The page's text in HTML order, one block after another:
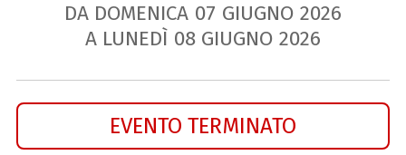
DA DOMENICA 07 GIUGNO 2026
A LUNEDÌ 08 GIUGNO 2026
EVENTO TERMINATO